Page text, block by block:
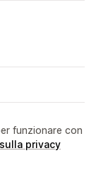
funzionare con
privacy